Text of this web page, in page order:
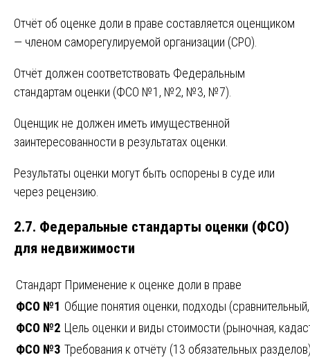
Отчёт об оценке доли в праве составляется оценщиком
— членом саморегулируемой организации (СРО).
Отчёт должен соответствовать Федеральным
стандартам оценки (ФСО №1, №2, №3, №7).
Оценщик не должен иметь имущественной
заинтересованности в результатах оценки.
Результаты оценки могут быть оспорены в суде или
через рецензию.
2.7. Федеральные стандарты оценки (ФСО)
для недвижимости
Стандарт Применение к оценке доли в праве
ФСО №1 Общие понятия оценки, подходы
ФСО №2 Цель оценки и виды стоимости (рыночная,
ФСО №3 Требования к отчёту (13 обязательных